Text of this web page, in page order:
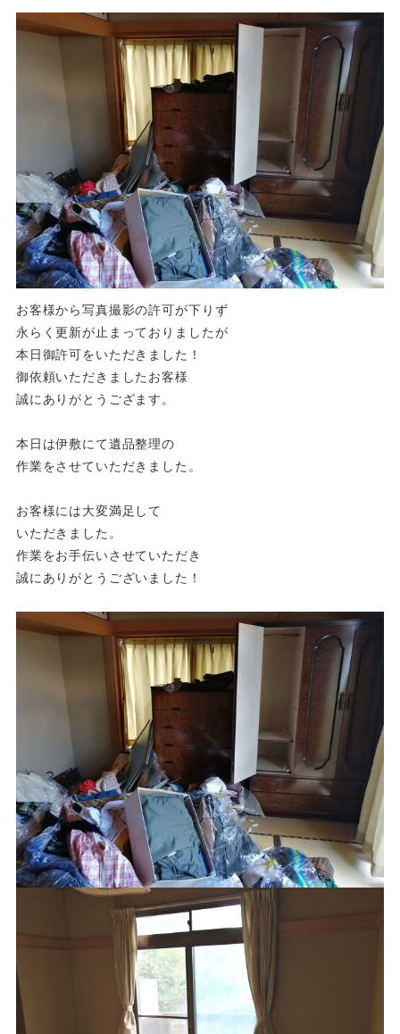
お客様から写真撮影の許可が下りず
永らく更新が止まっておりましたが
本日御許可をいただきました！
御依頼いただきましたお客様
誠にありがとうござます。
本日は伊敷にて遺品整理の
作業をさせていただきました。
お客様には大変満足して
いただきました。
作業をお手伝いさせていただき
誠にありがとうございました！